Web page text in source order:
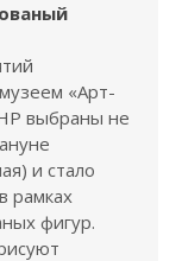
«Арт-
выбраны не
и стало
рамках
фигур.